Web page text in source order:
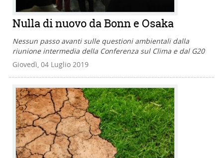
Nulla di nuovo da Bonn e Osaka
Nessun passo avanti sulle questioni ambientali dalla
riunione intermedia della Conferenza sul Clima e dal G20
Giovedì, 04 Luglio 2019